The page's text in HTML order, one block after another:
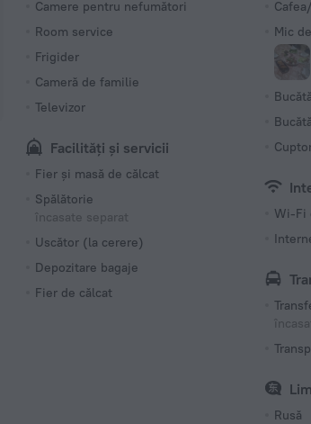
Camere pentru nefumători
Room service
Frigider
Cameră de familie
Televizor
Facilități și servicii
Fier și masă de călcat
Spălătorie
încasate separat
Uscător (la cerere)
Depozitare bagaje
Fier de călcat
Mic
Wi-Fi
Rusă